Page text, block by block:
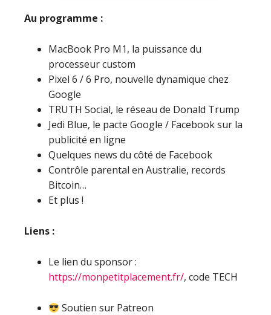
Au programme :
MacBook Pro M1, la puissance du
processeur custom
Pixel 6 / 6 Pro, nouvelle dynamique chez
Google
TRUTH Social, le réseau de Donald Trump
Jedi Blue, le pacte Google / Facebook sur la
publicité en ligne
Quelques news du côté de Facebook
Contrôle parental en Australie, records
Bitcoin…
Et plus !
Liens :
Le lien du sponsor :
https://monpetitplacement.fr/, code TECH
Soutien sur Patreon